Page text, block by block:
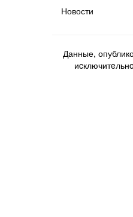
Новости
Данные,